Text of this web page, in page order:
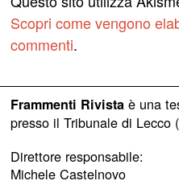
Scopri come vengono
commenti.
Frammenti Rivistaè una
presso il Tribunale di Lecco
Direttore responsabile:
Michele Castelnovo